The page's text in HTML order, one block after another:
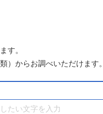
す。
）からお調べいただけます。